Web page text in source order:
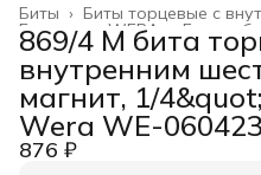
Биты торцевые с
Биты ›
Биты и
WERA
Главная
869/4 M бита
внутренним
магнит, 1/
Wera WE-060423
876 ₽